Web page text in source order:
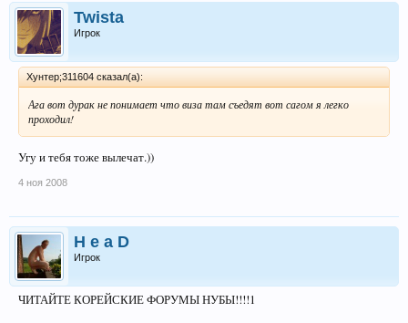
Twista
Игрок
Хунтер;311604 сказал(а):
Ага вот дурак не понимает что виза там съедят вот сагом я легко
проходил!
Угу и тебя тоже вылечат.))
4 ноя 2008
H e a D
Игрок
ЧИТАЙТЕ КОРЕЙСКИЕ ФОРУМЫ НУБЫ!!!!1